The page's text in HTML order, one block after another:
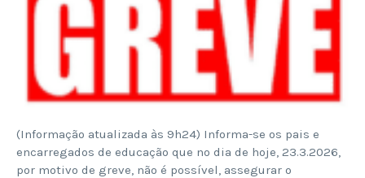
(Informação atualizada às 9h24) Informa-se os pais e
encarregados de educação que no dia de hoje, 23.3.2026,
por motivo de greve, não é possível, assegurar o